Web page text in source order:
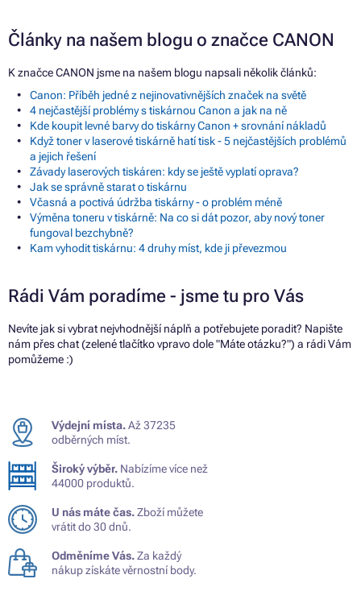
Články na našem blogu o značce CANON
K značce CANON jsme na našem blogu napsali několik článků:
Canon: Příběh jedné z nejinovativnějších značek na světě
4 nejčastější problémy s tiskárnou Canon a jak na ně
Kde koupit levné barvy do tiskárny Canon + srovnání nákladů
Když toner v laserové tiskárně hatí tisk - 5 nejčastějších problémů
a jejich řešení
Závady laserových tiskáren: kdy se ještě vyplatí oprava?
Jak se správně starat o tiskárnu
Včasná a poctivá údržba tiskárny - o problém méně
Výměna toneru v tiskárně: Na co si dát pozor, aby nový toner
fungoval bezchybně?
Kam vyhodit tiskárnu: 4 druhy míst, kde ji převezmou
Rádi Vám poradíme - jsme tu pro Vás
Nevíte jak si vybrat nejvhodnější náplň a potřebujete poradit? Napište
nám přes chat (zelené tlačítko vpravo dole "Máte otázku?") a rádi Vám
pomůžeme :)
Výdejní místa.Až 37235
odběrných míst.
Široký výběr. Nabízíme více než
44000 produktů.
U nás máte čas.Zboží můžete
vrátit do 30 dnů.
Odměníme Vás.Za každý
nákup získáte věrnostní body.